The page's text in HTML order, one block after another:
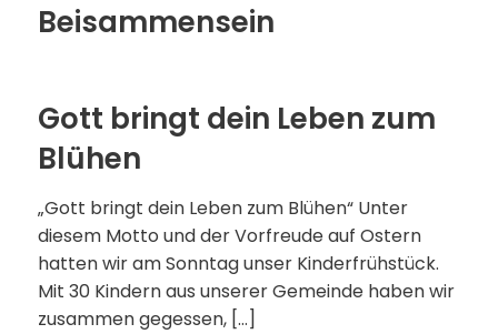
Beisammensein
Gott bringt dein Leben zum
Blühen
„Gott bringt dein Leben zum Blühen“ Unter
diesem Motto und der Vorfreude auf Ostern
hatten wir am Sonntag unser Kinderfrühstück.
Mit 30 Kindern aus unserer Gemeinde haben wir
zusammen gegessen, […]